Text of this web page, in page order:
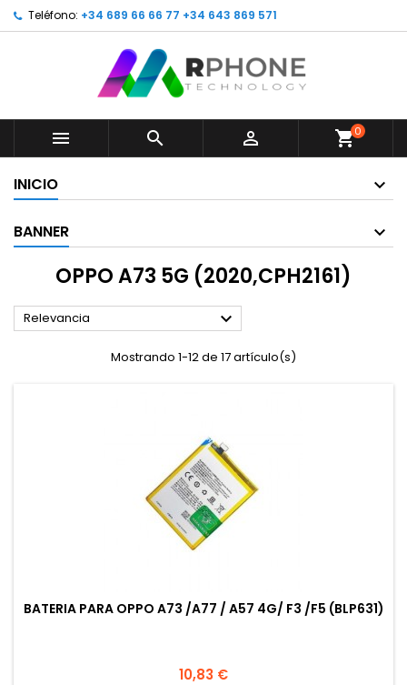
Teléfono: +34 689 66 66 77 +34 643 869 571
   shopping_cart0
INICIO
BANNER
OPPO A73 5G (2020,CPH2161)
Relevancia 
Mostrando 1-12 de 17 artículo(s)
BATERIA PARA OPPO A73 /A77 / A57 4G/ F3 /F5 (BLP631)
Precio
10,83 €